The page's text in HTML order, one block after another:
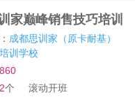
家巅峰销售技巧培训
成都思训家（原卡耐基）
训学校
860
2个 滚动开班